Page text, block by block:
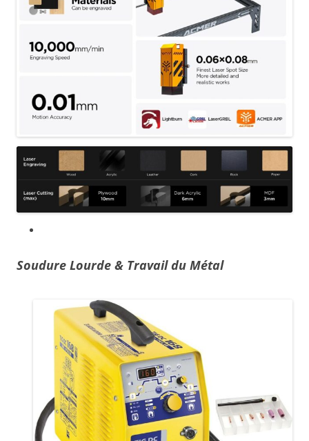
Soudure Lourde & Travail du Métal